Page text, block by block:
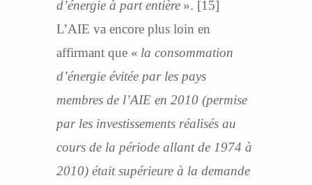
d’énergie à part entière». [15]
L’AIE va encore plus loin en
affirmant que « la consommation
d’énergie évitée par les pays
membres de l’AIE en 2010 (permise
par les investissements réalisés au
cours de la période allant de 1974 à
2010) était supérieure à la demande